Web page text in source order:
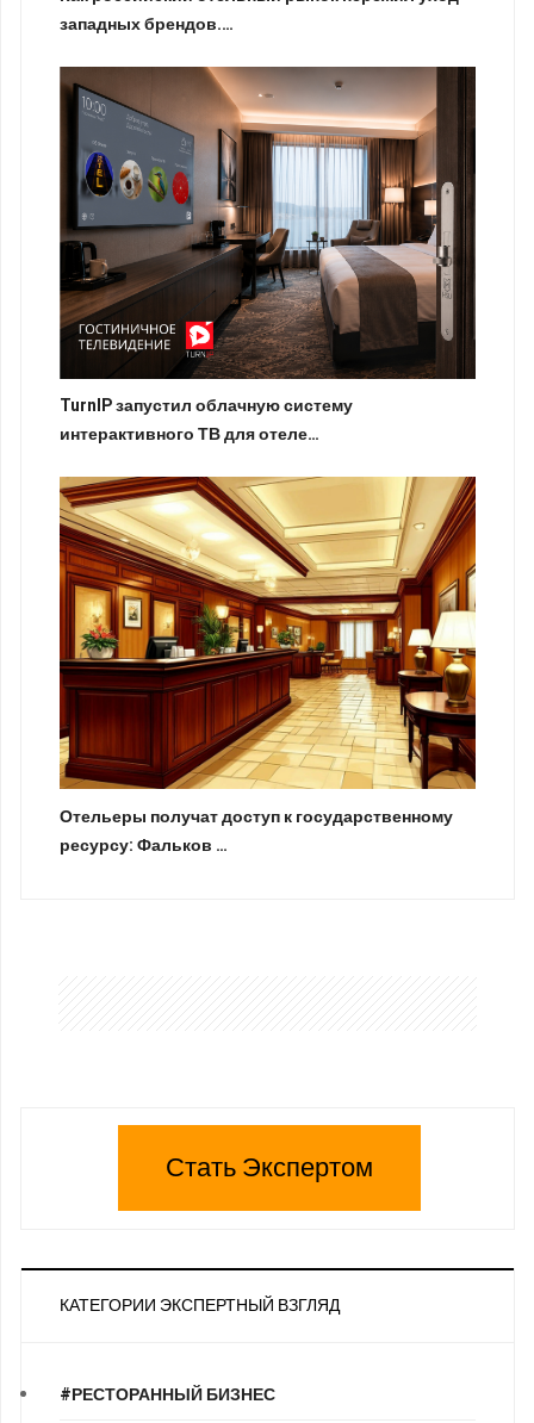
западных брендов.…
TurnIP запустил облачную систему
интерактивного ТВ для отеле…
Отельеры получат доступ к государственному
ресурсу: Фальков …
Стать Экспертом
КАТЕГОРИИ ЭКСПЕРТНЫЙ ВЗГЛЯД
#РЕСТОРАННЫЙ БИЗНЕС